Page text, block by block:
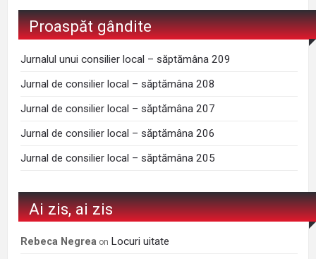
Proaspăt gândite
Jurnalul unui consilier local – săptămâna 209
Jurnal de consilier local – săptămâna 208
Jurnal de consilier local – săptămâna 207
Jurnal de consilier local – săptămâna 206
Jurnal de consilier local – săptămâna 205
Ai zis, ai zis
Rebeca Negrea on Locuri uitate